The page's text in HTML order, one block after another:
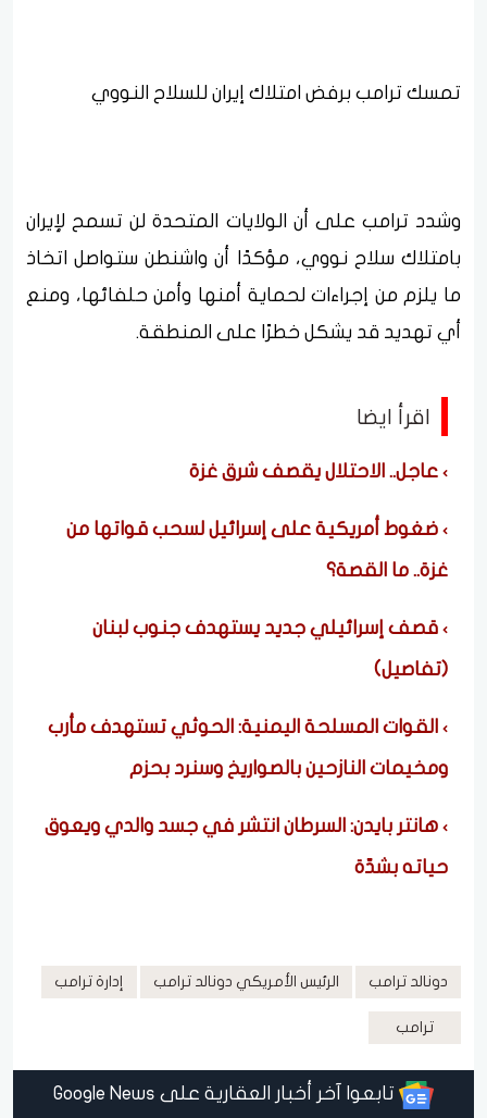
تمسك ترامب برفض امتلاك إيران للسلاح النووي
وشدد ترامب على أن الولايات المتحدة لن تسمح لإيران
بامتلاك سلاح نووي، مؤكدًا أن واشنطن ستواصل اتخاذ
ما يلزم من إجراءات لحماية أمنها وأمن حلفائها، ومنع
أي تهديد قد يشكل خطرًا على المنطقة.
اقرأ ايضا
عاجل.. الاحتلال يقصف شرق غزة
ضغوط أمريكية على إسرائيل لسحب قواتها من
غزة.. ما القصة؟
قصف إسرائيلي جديد يستهدف جنوب لبنان
(تفاصيل)
القوات المسلحة اليمنية: الحوثي تستهدف مأرب
ومخيمات النازحين بالصواريخ وسنرد بحزم
هانتر بايدن: السرطان انتشر في جسد والدي ويعوق
حياته بشدّة
دونالد ترامب الرئيس الأمريكي دونالد ترامب إدارة ترامب
ترامب
تابعوا آخر أخبار العقارية على Google News